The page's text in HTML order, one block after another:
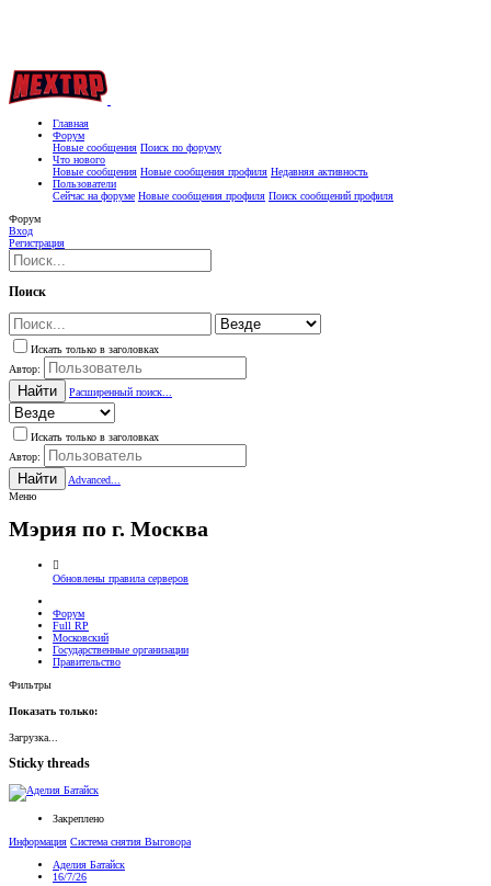
Главная
Форум
Новые сообщения Поиск по форуму
Что нового
Новые сообщения Новые сообщения профиля Недавняя активность
Пользователи
Сейчас на форуме Новые сообщения профиля Поиск сообщений профиля
Форум
Вход
Регистрация
Поиск
Искать только в заголовках
Автор:
Найти Расширенный поиск...
Искать только в заголовках
Автор:
Найти
Advanced...
Меню
Мэрия по г. Москва
Обновлены правила серверов
Форум
Full RP
Московский
Государственные организации
Правительство
Фильтры
Показать только:
Загрузка...
Sticky threads
Закреплено
Информация Система снятия Выговора
Аделия Батайск
16/7/26